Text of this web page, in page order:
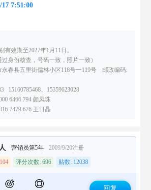
17 7:51:00
有效期至2027年1月11日。
身份核查，号码一致，照片一致）
永春县五里街儒林小区118号一119号 邮政编码:
15160785468、15359623028
6466 794 颜凤珠
7479 676 王日晶
营销员第5年 2009/9/20注册
评分次数: 696 贴数: 12038
回复